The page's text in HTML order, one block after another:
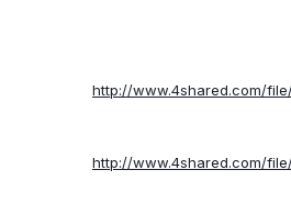
http://www.4shared.com/
http://www.4shared.com/